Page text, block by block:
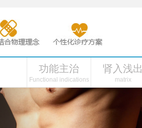
功能主治
Functional indications
性功能障碍
肾入浅出
matrix